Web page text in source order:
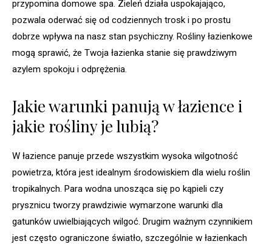
przypomina domowe spa. Zieleń działa uspokajająco,
pozwala oderwać się od codziennych trosk i po prostu
dobrze wpływa na nasz stan psychiczny. Rośliny łazienkowe
mogą sprawić, że Twoja łazienka stanie się prawdziwym
azylem spokoju i odprężenia.
Jakie warunki panują w łazience i
jakie rośliny je lubią?
W łazience panuje przede wszystkim wysoka wilgotność
powietrza, która jest idealnym środowiskiem dla wielu roślin
tropikalnych. Para wodna unosząca się po kąpieli czy
prysznicu tworzy prawdziwie wymarzone warunki dla
gatunków uwielbiających wilgoć. Drugim ważnym czynnikiem
jest często ograniczone światło, szczególnie w łazienkach